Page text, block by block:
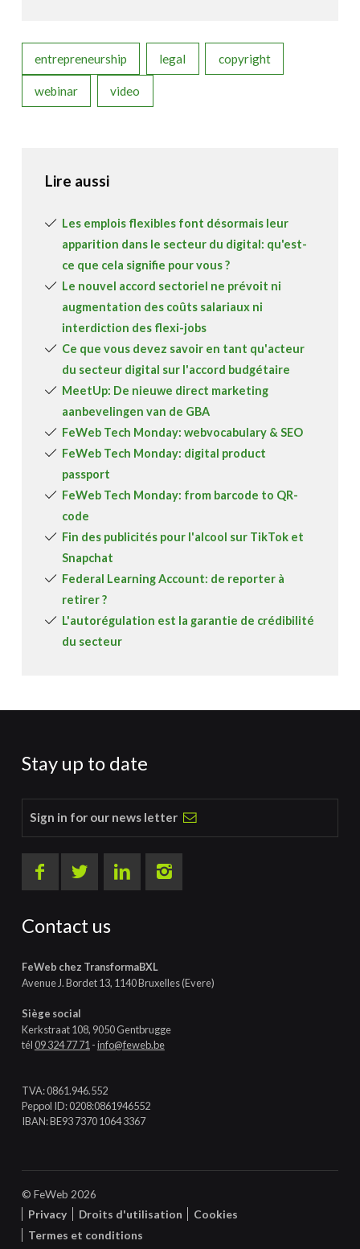
entrepreneurship legal copyright
webinar video
Lire aussi
Les emplois flexibles font désormais leur
apparition dans le secteur du digital: qu'est-
ce que cela signifie pour vous ?
Le nouvel accord sectoriel ne prévoit ni
augmentation des coûts salariaux ni
interdiction des flexi-jobs
Ce que vous devez savoir en tant qu'acteur
du secteur digital sur l'accord budgétaire
MeetUp: De nieuwe direct marketing
aanbevelingen van de GBA
FeWeb Tech Monday: webvocabulary & SEO
FeWeb Tech Monday: digital product
passport
FeWeb Tech Monday: from barcode to QR-
code
Fin des publicités pour l'alcool sur TikTok et
Snapchat
Federal Learning Account: de reporter à
retirer ?
L'autorégulation est la garantie de crédibilité
du secteur
Stay up to date
Sign in for our news letter
Contact us
FeWeb chez TransformaBXL
Avenue J. Bordet 13, 1140 Bruxelles (Evere)
Siège social
Kerkstraat 108, 9050 Gentbrugge
tél09 324 77 71 -info@feweb.be
TVA: 0861.946.552
Peppol ID: 0208:0861946552
IBAN: BE93 7370 1064 3367
© FeWeb 2026
Privacy
Droits d'utilisation
Cookies
Termes et conditions